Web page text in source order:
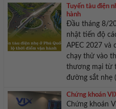
Tuyến tàu điện
hành
Đầu tháng 8/
nhật tiến độ
APEC 2027 và
chạy thử vào
thương mại từ
đường sắt nhẹ
Chứng khoán
Chứng khoán